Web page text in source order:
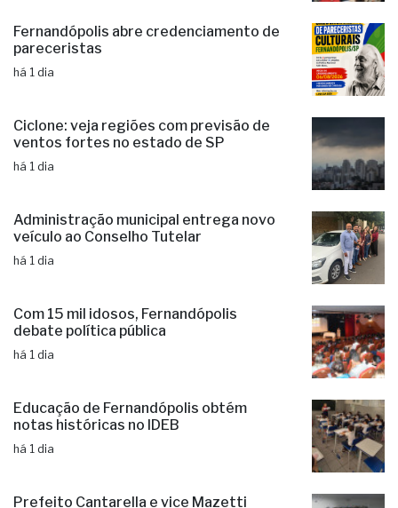
Fernandópolis abre credenciamento de
pareceristas
há 1 dia
Ciclone: veja regiões com previsão de
ventos fortes no estado de SP
há 1 dia
Administração municipal entrega novo
veículo ao Conselho Tutelar
há 1 dia
Com 15 mil idosos, Fernandópolis
debate política pública
há 1 dia
Educação de Fernandópolis obtém
notas históricas no IDEB
há 1 dia
Prefeito Cantarella e vice Mazetti